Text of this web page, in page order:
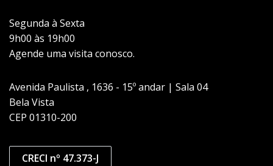
Segunda à Sexta
9h00 às 19h00
Agende uma visita conosco.
Avenida Paulista , 1636 - 15º andar | Sala 04
Bela Vista
CEP 01310-200
CRECI nº 47.373-J